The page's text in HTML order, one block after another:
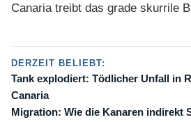
Canaria treibt das grade skurrile
DERZEIT BELIEBT:
Tank explodiert: Tödlicher Unfall in
Canaria
Migration: Wie die Kanaren indirekt